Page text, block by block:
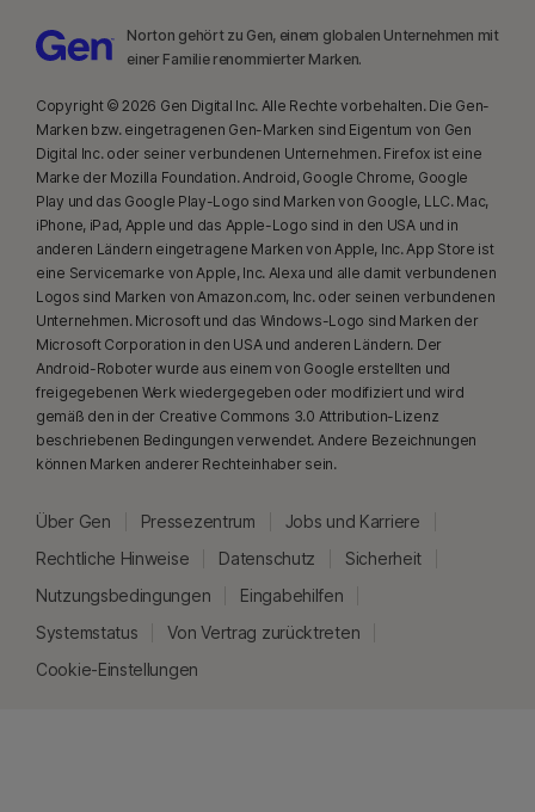
Norton gehört zu Gen, einem globalen Unternehmen mit
einer Familie renommierter Marken.
Copyright © 2026 Gen Digital Inc. Alle Rechte vorbehalten. Die Gen-
Marken bzw. eingetragenen Gen-Marken sind Eigentum von Gen
Digital Inc. oder seiner verbundenen Unternehmen. Firefox ist eine
Marke der Mozilla Foundation. Android, Google Chrome, Google
Play und das Google Play-Logo sind Marken von Google, LLC. Mac,
iPhone, iPad, Apple und das Apple-Logo sind in den USA und in
anderen Ländern eingetragene Marken von Apple, Inc. App Store ist
eine Servicemarke von Apple, Inc. Alexa und alle damit verbundenen
Logos sind Marken von Amazon.com, Inc. oder seinen verbundenen
Unternehmen. Microsoft und das Windows-Logo sind Marken der
Microsoft Corporation in den USA und anderen Ländern. Der
Android-Roboter wurde aus einem von Google erstellten und
freigegebenen Werk wiedergegeben oder modifiziert und wird
gemäß den in der Creative Commons 3.0 Attribution-Lizenz
beschriebenen Bedingungen verwendet. Andere Bezeichnungen
können Marken anderer Rechteinhaber sein.
Über Gen Pressezentrum
Jobs und Karriere
Rechtliche Hinweise
Datenschutz
Sicherheit
Nutzungsbedingungen
Eingabehilfen
Systemstatus
Von Vertrag zurücktreten
Cookie-Einstellungen